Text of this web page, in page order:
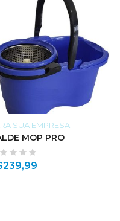
SUA EMPRESA
MOP PRO
239,99